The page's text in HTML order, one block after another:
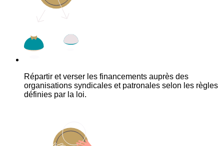
Répartir et verser les financements auprès des
organisations syndicales et patronales selon les règles
définies par la loi.